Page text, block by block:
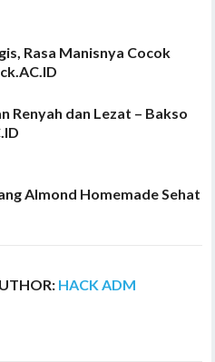
Rasa Manisnya Cocok
Renyah dan Lezat – Bakso
Almond Homemade Sehat
HACK ADM